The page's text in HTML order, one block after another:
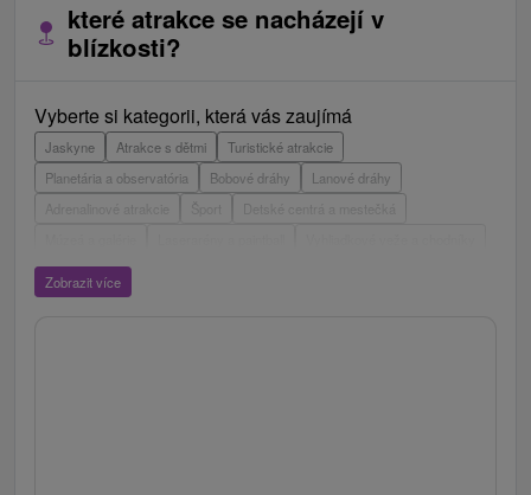
které atrakce se nacházejí v
blízkosti?
Vyberte si kategorii, která vás zaujímá
Jaskyne Atrakce s dětmi
Turistické atrakcie
Planetária a observatória
Bobové dráhy
Lanové dráhy
Adrenalinové atrakcie
Detské centrá a mestečká
ZOO a zvieracie farmy
Hrady, zámky, zrúcaniny
Zobrazit více